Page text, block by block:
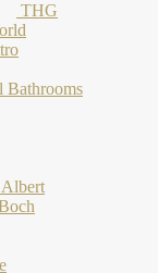
THG
Bathrooms